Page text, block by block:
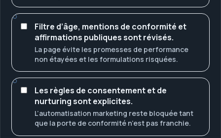
Filtre d’âge, mentions de conformité et
affirmations publiques sont révisés.
La page évite les promesses de performance
non étayées et les formulations risquées.
Les règles de consentement et de
nurturing sont explicites.
L’automatisation marketing reste bloquée tant
que la porte de conformité n’est pas franchie.